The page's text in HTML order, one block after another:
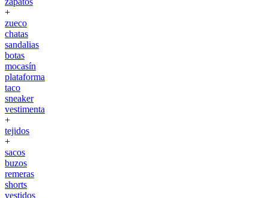
+
zueco
chatas
sandalias
botas
mocasín
plataforma
taco
sneaker
vestimenta
+
tejidos
+
sacos
buzos
remeras
shorts
vestidos